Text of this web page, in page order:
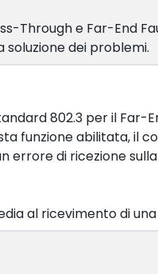
Through e Far-End
dei problemi.
802.3 per il Far-
funzione abilitata,
errore di ricezione
al ricevimento di